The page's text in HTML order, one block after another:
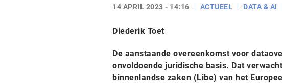
14 APRIL 2023 - 14:16 ACTUEEL DATA & AI
Diederik Toet
De aanstaande overeenkomst voor
onvoldoende juridische basis. Dat
binnenlandse zaken (Libe) van het